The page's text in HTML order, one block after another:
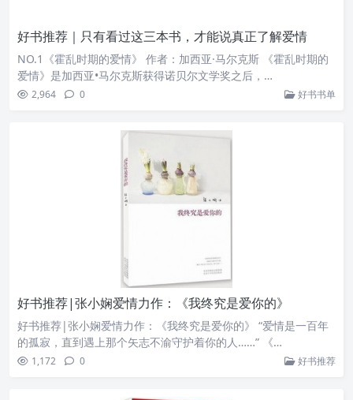
好书推荐｜只有看过这三本书，才能说真正了解爱情
NO.1《霍乱时期的爱情》 作者：加西亚·马尔克斯 《霍乱时期的
爱情》是加西亚•马尔克斯获得诺贝尔文学奖之后，…
2,964 0 好书书单
好书推荐|张小娴爱情力作：《我终究是爱你的》
好书推荐|张小娴爱情力作：《我终究是爱你的》 “爱情是一百年
的孤寂，直到遇上那个矢志不渝守护着你的人……” 《…
1,172 0 好书推荐